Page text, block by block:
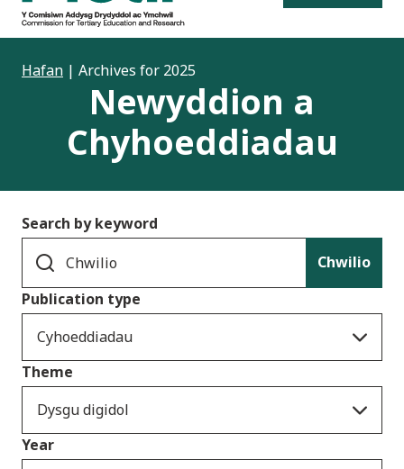
Hafan | Archives for 2025
Newyddion a
Chyhoeddiadau
Search by keyword
Chwilio
Publication type
Cyhoeddiadau
Theme
Dysgu digidol
Year